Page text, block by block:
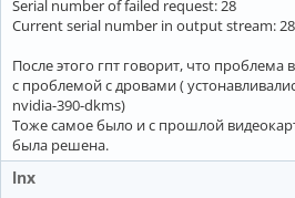
Serial number of failed request: 28
Current serial number in output stream: 28
После этого гпт говорит, что проблема
с проблемой с дровами (
nvidia-390-dkms)
Тоже самое было и с прошлой
была решена.
lnx